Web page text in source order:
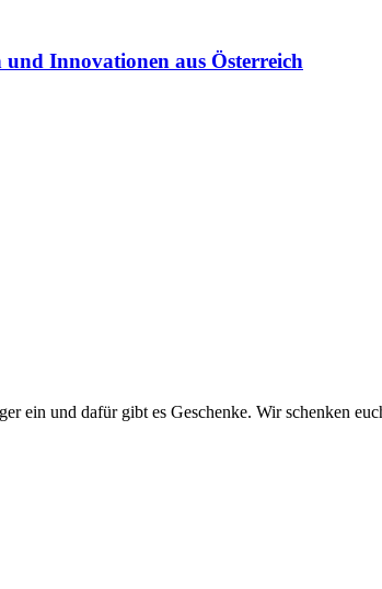
Innovationen aus Österreich
ein und dafür gibt es Geschenke. Wir schenken